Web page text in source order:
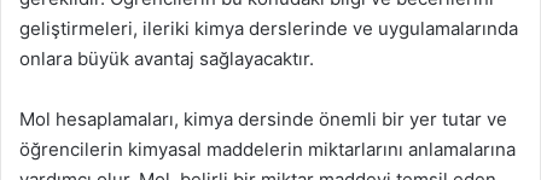
geliştirmeleri, ileriki kimya derslerinde ve uygulamalarında
onlara büyük avantaj sağlayacaktır.
Mol hesaplamaları, kimya dersinde önemli bir yer tutar ve
öğrencilerin kimyasal maddelerin miktarlarını anlamalarına